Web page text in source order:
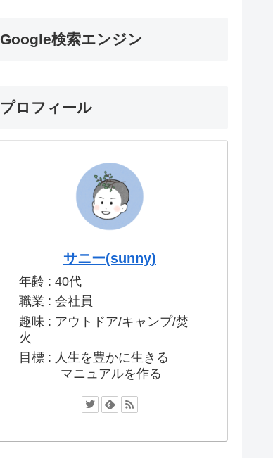
Google検索エンジン
プロフィール
サニー(sunny)
年齢 : 40代
職業 : 会社員
趣味 : アウトドア/キャンプ/焚
火
目標 : 人生を豊かに生きる
マニュアルを作る